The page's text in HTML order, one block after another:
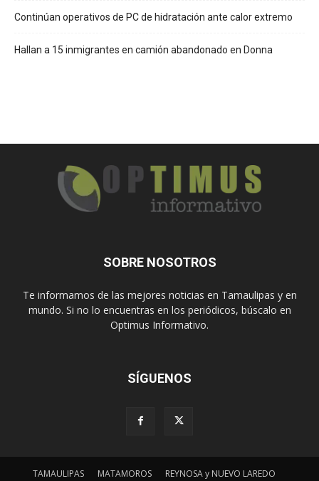
Continúan operativos de PC de hidratación ante calor extremo
Hallan a 15 inmigrantes en camión abandonado en Donna
SOBRE NOSOTROS
Te informamos de las mejores noticias en Tamaulipas y en
mundo. Si no lo encuentras en los periódicos, búscalo en
Optimus Informativo.
SÍGUENOS
TAMAULIPAS MATAMOROS REYNOSA y NUEVO LAREDO